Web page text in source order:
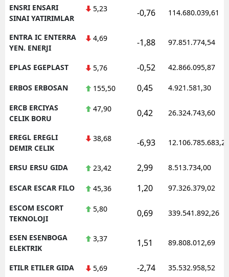
ENSRI ENSARI
SINAI YATIRIMLAR
5,23 -0,76 114.680.039,61
ENTRA IC ENTERRA
YEN. ENERJI
4,69 -1,88 97.851.774,54
EPLAS EGEPLAST 5,76 -0,52 42.866.095,87
ERBOS ERBOSAN 155,50 0,45 4.921.581,30
ERCB ERCIYAS
CELIK BORU
47,90 0,42 26.324.743,60
EREGL EREGLI
DEMIR CELIK
38,68 -6,93 12.106.785.683,20
ERSU ERSU GIDA 23,42 2,99 8.513.734,00
ESCAR ESCAR FILO 45,36 1,20 97.326.379,02
ESCOM ESCORT
TEKNOLOJI
5,80 0,69 339.541.892,26
ESEN ESENBOGA
ELEKTRIK
3,37 1,51 89.808.012,69
ETILR ETILER GIDA 5,69 -2,74 35.532.958,52